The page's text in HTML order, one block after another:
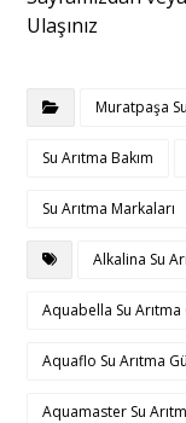
Ulaşınız
Muratpaşa
Su Arıtma Bakım
Su Arıtma Markaları
Alkalina Su
Aquabella Su Arıtma
Aquaflo Su Arıtma
Aquamaster Su